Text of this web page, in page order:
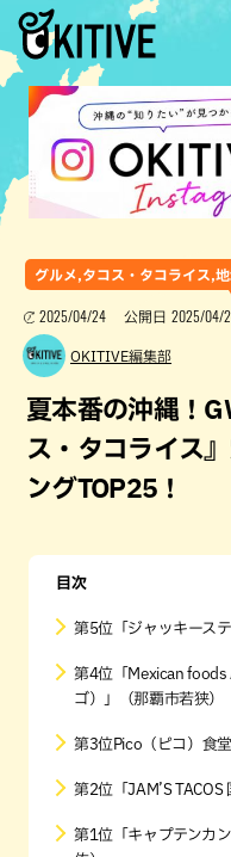
グルメ,タコス・タコライス,
2025/04/24 公開日 2025/04/
OKITIVE編集部
夏本番の沖縄！
ス・タコライス
ングTOP25！
目次
第5位「ジャッキース
第4位「Mexican foods
ゴ）」（那覇市若狭）
第3位Pico（ピコ）食
第2位「JAM’S TACOS
第1位「キャプテンカ